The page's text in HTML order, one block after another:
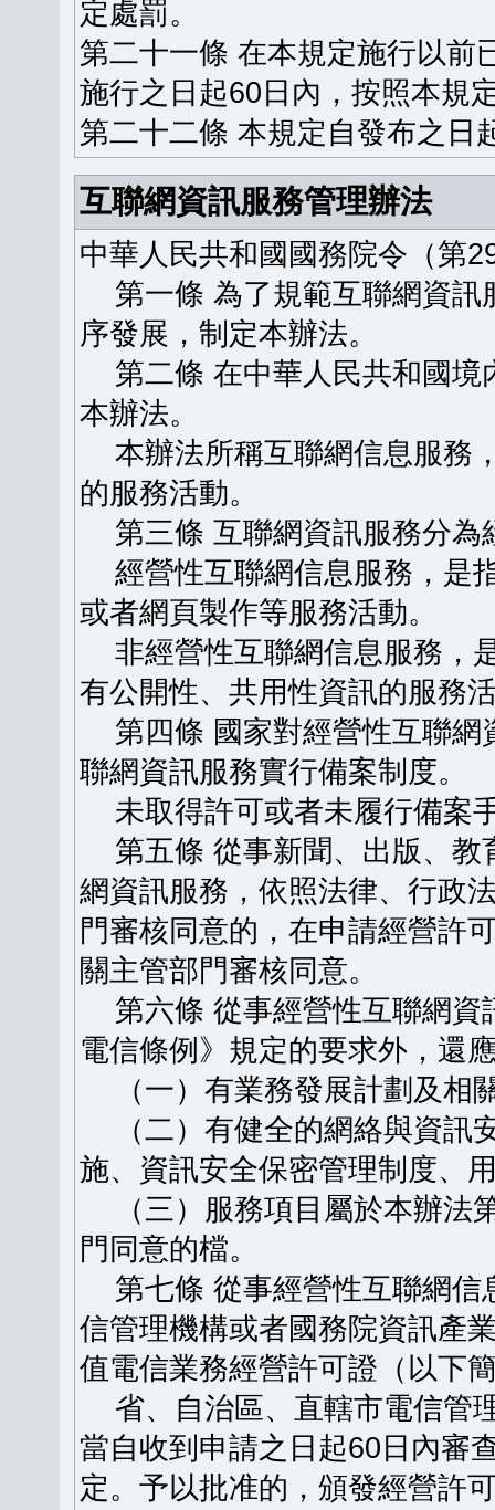
定處罰。
第二十一條 在本規定施行以前
施行之日起60日內，按照本規
第二十二條 本規定自發布之日
互聯網資訊服務管理辦法
中華人民共和國國務院令（第
第一條 為了規範互聯網資訊
序發展，制定本辦法。
第二條 在中華人民共和國境
本辦法。
本辦法所稱互聯網信息服務
的服務活動。
第三條 互聯網資訊服務分為
經營性互聯網信息服務，是
或者網頁製作等服務活動。
非經營性互聯網信息服務，
有公開性、共用性資訊的服務
第四條 國家對經營性互聯網
聯網資訊服務實行備案制度。
未取得許可或者未履行備案
第五條 從事新聞、出版、教
網資訊服務，依照法律、行政
門審核同意的，在申請經營許
關主管部門審核同意。
第六條 從事經營性互聯網資
電信條例》規定的要求外，還
（一）有業務發展計劃及相
（二）有健全的網絡與資訊
施、資訊安全保密管理制度、
（三）服務項目屬於本辦法
門同意的檔。
第七條 從事經營性互聯網信
信管理機構或者國務院資訊產
值電信業務經營許可證（以下
省、自治區、直轄市電信管
當自收到申請之日起60日內審
定。予以批准的，頒發經營許